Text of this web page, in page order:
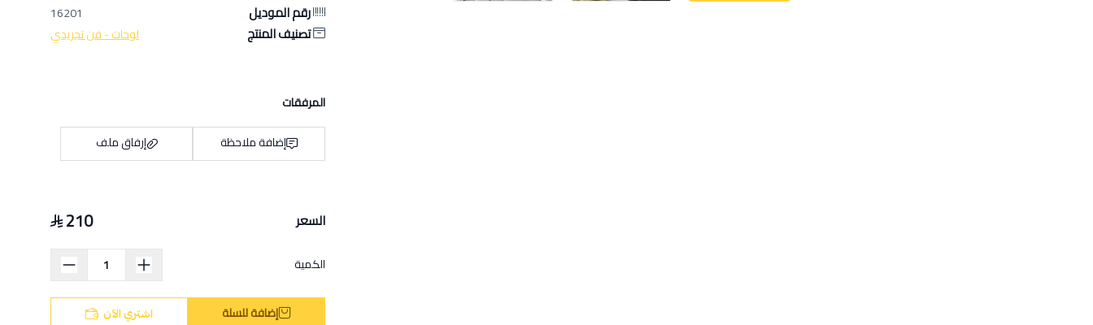
رقم الموديل 16201
تصنيف المنتج لوحات - فن تجريدي
المرفقات
إضافة ملاحظة
إرفاق ملف
السعر 210
الكمية
إضافة للسلة اشتري الآن